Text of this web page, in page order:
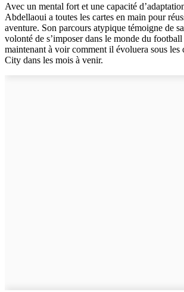
Avec un mental fort et une capacité
Abdellaoui a toutes les cartes en main pour
aventure. Son parcours atypique témoigne de
volonté de s’imposer dans le monde du
maintenant à voir comment il évoluera sous les
City dans les mois à venir.